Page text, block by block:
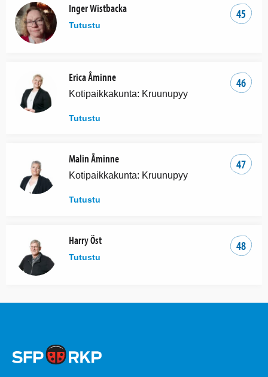
45
Inger Wistbacka
Tutustu
46
Erica Åminne
Kotipaikkakunta: Kruunupyy
Tutustu
47
Malin Åminne
Kotipaikkakunta: Kruunupyy
Tutustu
48
Harry Öst
Tutustu